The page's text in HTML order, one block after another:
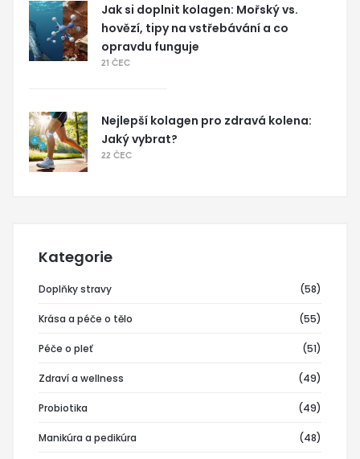
Jak si doplnit kolagen: Mořský vs.
hovězí, tipy na vstřebávání a co
opravdu funguje
21 ČEC
Nejlepší kolagen pro zdravá kolena:
Jaký vybrat?
22 ČEC
Kategorie
Doplňky stravy (58)
Krása a péče o tělo (55)
Péče o pleť (51)
Zdraví a wellness (49)
Probiotika (49)
Manikúra a pedikúra (48)